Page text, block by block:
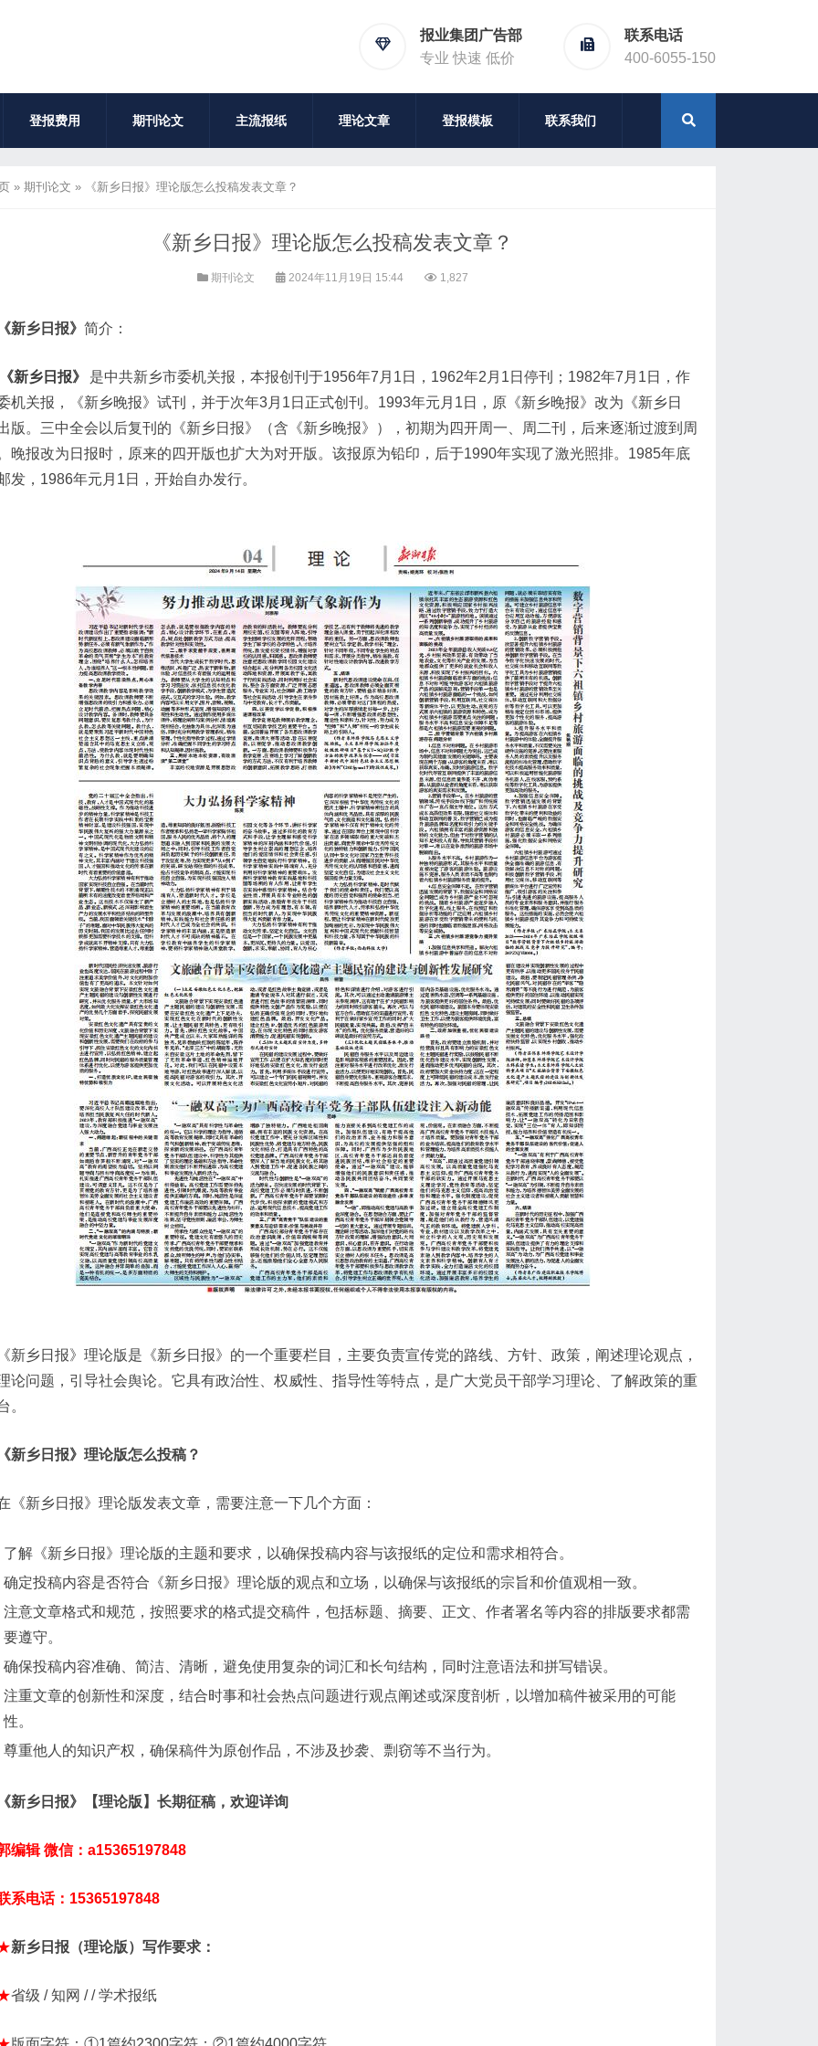
报业集团广告部
专业 快速 低价
联系电话
400-6055-150
登报费用 期刊论文 主流报纸 理论文章 登报模板 联系我们
» 期刊论文 » 《新乡日报》理论版怎么投稿发表文章？
《新乡日报》理论版怎么投稿发表文章？
期刊论文 2024年11月19日 15:44 1,827
《新乡日报》 简介：
《新乡日报》
是中共新乡市委机关报，本报创刊于1956年7月1日，1962年2月1日停刊；1982年7月1日，作
机关报，《新乡晚报》试刊，并于次年3月1日正式创刊。1993年元月1日，原《新乡晚报》改为《新乡日
版。三中全会以后复刊的《新乡日报》（含《新乡晚报》），初期为四开周一、周二刊，后来逐渐过渡到周
晚报改为日报时，原来的四开版也扩大为对开版。该报原为铅印，后于1990年实现了激光照排。1985年底
发，1986年元月1日，开始自办发行。
《新乡日报》理论版是《新乡日报》的一个重要栏目，主要负责宣传党的路线、方针、政策，阐述理论观点，
论问题，引导社会舆论。它具有政治性、权威性、指导性等特点，是广大党员干部学习理论、了解政策的重
。
《新乡日报》理论版怎么投稿？
《新乡日报》理论版发表文章，需要注意一下几个方面：
了解《新乡日报》理论版的主题和要求，以确保投稿内容与该报纸的定位和需求相符合。
确定投稿内容是否符合《新乡日报》理论版的观点和立场，以确保与该报纸的宗旨和价值观相一致。
注意文章格式和规范，按照要求的格式提交稿件，包括标题、摘要、正文、作者署名等内容的排版要求都需
要遵守。
确保投稿内容准确、简洁、清晰，避免使用复杂的词汇和长句结构，同时注意语法和拼写错误。
注重文章的创新性和深度，结合时事和社会热点问题进行观点阐述或深度剖析，以增加稿件被采用的可能
性。
尊重他人的知识产权，确保稿件为原创作品，不涉及抄袭、剽窃等不当行为。
《新乡日报》【理论版】长期征稿，欢迎详询
编辑 微信：a15365197848
系电话：15365197848
新乡日报（理论版）写作要求：
省级 / 知网 / / 学术报纸